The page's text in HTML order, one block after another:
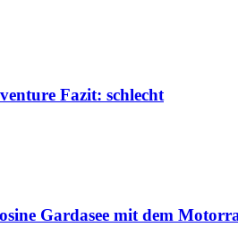
Fazit: schlecht
Gardasee mit dem